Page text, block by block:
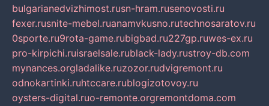
bulgarianedvizhimost.rusn-hram.rusenovosti.ru
fexer.rusnite-mebel.ruanamvkusno.rutechnosaratov.ru
0sporte.ru9rota-game.rubigbad.ru227gp.ruwes-ex.ru
pro-kirpichi.ruisraelsale.rublack-lady.rustroy-db.com
mynances.orgladalike.ruzozor.rudvigremont.ru
odnokartinki.ruhtccare.rublogizotovoy.ru
oysters-digital.ruo-remonte.orgremontdoma.com